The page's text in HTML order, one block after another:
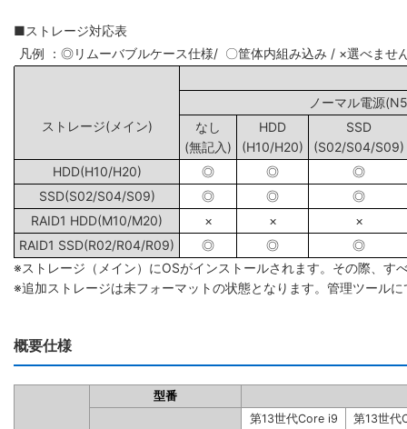
■ストレージ対応表
凡例 ：◎リムーバブルケース仕様/ 〇筐体内組み込み / ×選べませ
ノーマル電源
ストレージ(メイン)
なし
(無記入)
HDD
(H10/H20)
SSD
(S02/S04/S09)
HDD(H10/H20)
◎ ◎
◎
SSD(S02/S04/S09)
◎ ◎
◎
RAID1 HDD(M10/M20)
× ×
×
RAID1 SSD(R02/R04/R09)
◎ ◎
◎
※ストレージ（メイン）にOSがインストールされます。その際、す
※追加ストレージは未フォーマットの状態となります。管理ツール
概要仕様
型番
第13世代Core i9
第13世代